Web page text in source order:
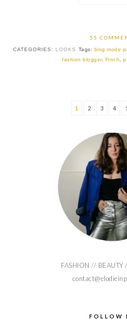
55
CATEGORIES: LOOKS Tags: blog mode
fashion blogger, Frnch ,
1 2 3 4
FASHION // BEAUTY
FOLLOW